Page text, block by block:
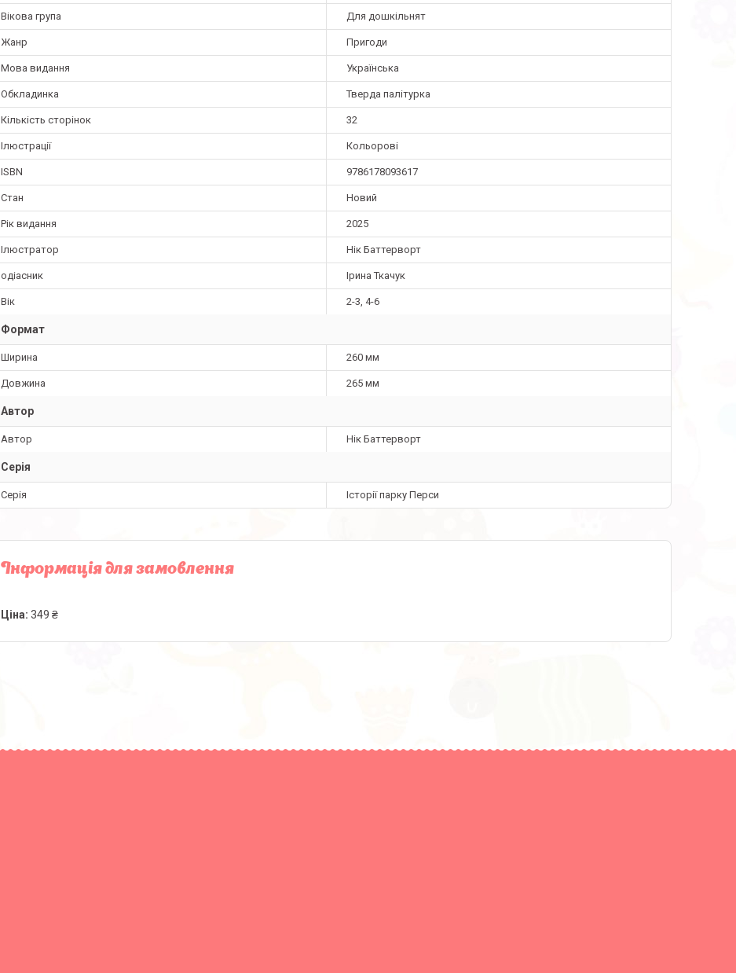
Вікова група Для дошкільнят
Жанр Пригоди
Мова видання Українська
Обкладинка Тверда палітурка
Кількість сторінок 32
Ілюстрації Кольорові
ISBN 9786178093617
Стан Новий
Рік видання 2025
Ілюстратор Нік Баттерворт
одіасник Ірина Ткачук
Вік 2-3, 4-6
Формат
Ширина 260 мм
Довжина 265 мм
Автор
Автор Нік Баттерворт
Серія
Серія Історії парку Перси
Інформація для замовлення
Ціна: 349 ₴